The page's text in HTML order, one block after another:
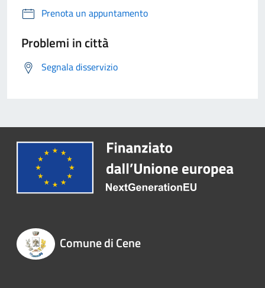
Prenota un appuntamento
Problemi in città
Segnala disservizio
Comune di Cene